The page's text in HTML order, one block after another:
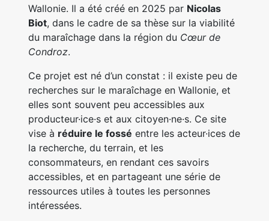
Wallonie. Il a été créé en 2025 par Nicolas
Biot, dans le cadre de sa thèse sur la viabilité
du maraîchage dans la région du Cœur de
Condroz.
Ce projet est né d’un constat : il existe peu de
recherches sur le maraîchage en Wallonie, et
elles sont souvent peu accessibles aux
producteur·ice·s et aux citoyen·ne·s. Ce site
vise à réduire le fossé entre les acteur·ices de
la recherche, du terrain, et les
consommateurs, en rendant ces savoirs
accessibles, et en partageant une série de
ressources utiles à toutes les personnes
intéressées.